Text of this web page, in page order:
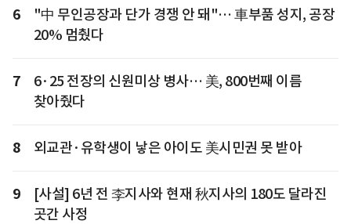
6
"中 무인공장과 단가 경쟁 안 돼"… 車부품 성지, 공장
20% 멈췄다
7
6·25 전장의 신원미상 병사… 美, 800번째 이름
찾아줬다
8 외교관·유학생이 낳은 아이도 美시민권 못 받아
9
[사설] 6년 전 李지사와 현재 秋지사의 180도 달라진
곳간 사정